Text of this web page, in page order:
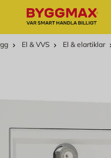
El & VVS El & elartiklar